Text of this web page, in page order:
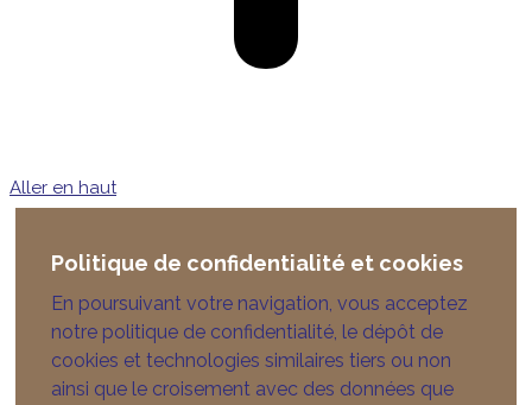
Aller en haut
Politique de confidentialité et cookies
En poursuivant votre navigation, vous acceptez
notre politique de confidentialité, le dépôt de
cookies et technologies similaires tiers ou non
ainsi que le croisement avec des données que